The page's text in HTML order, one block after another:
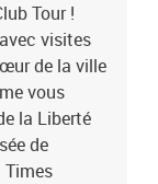
Tour !
visites
de la ville
vous
la Liberté
de
Times